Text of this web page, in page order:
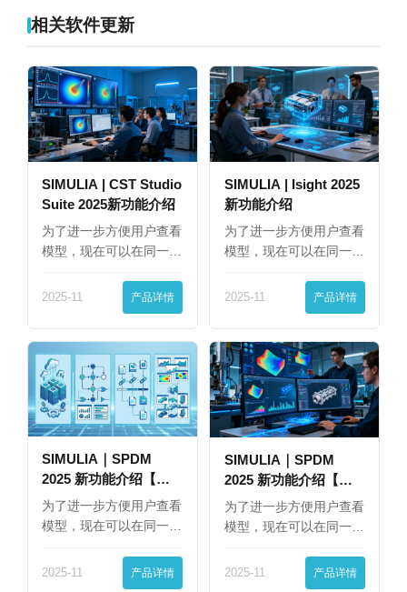
相关软件更新
SIMULIA | CST Studio
Suite 2025新功能介绍
为了进一步方便用户查看
模型，现在可以在同一
2025-11 产品详情
SIMULIA | Isight 2025
新功能介绍
为了进一步方便用户查看
模型，现在可以在同一
2025-11 产品详情
SIMULIA｜SPDM
2025 新功能介绍【下
篇】
为了进一步方便用户查看
模型，现在可以在同一
2025-11 产品详情
SIMULIA｜SPDM
2025 新功能介绍【上
篇】
为了进一步方便用户查看
模型，现在可以在同一
2025-11 产品详情